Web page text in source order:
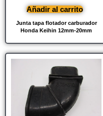
Junta tapa flotador carburador
Honda Keihin 12mm-20mm
Añadir al carrito